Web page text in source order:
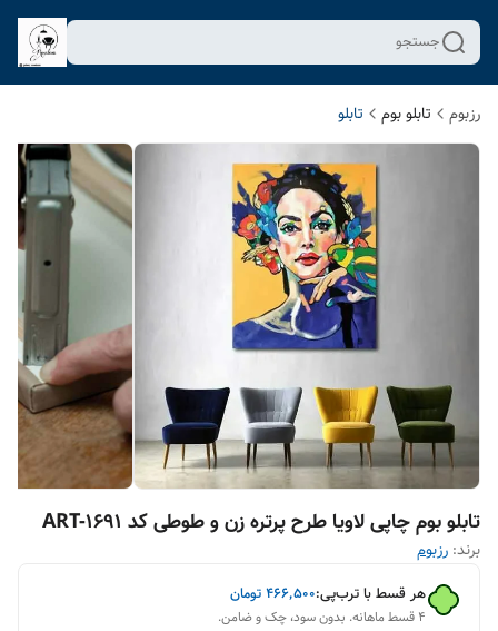
جستجو
رزبوم تابلو بوم تابلو
تابلو بوم چاپی لاویا طرح پرتره زن و طوطی کد ART-1691
برند: رزبوم
هر قسط با ترب‌پی:۴۶۶٬۵۰۰تومان
۴ قسط ماهانه. بدون سود، چک و ضامن.